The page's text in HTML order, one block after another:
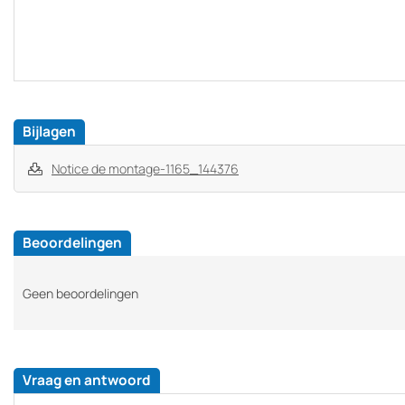
Bijlagen
Notice de montage-1165_144376
Beoordelingen
Geen beoordelingen
Vraag en antwoord